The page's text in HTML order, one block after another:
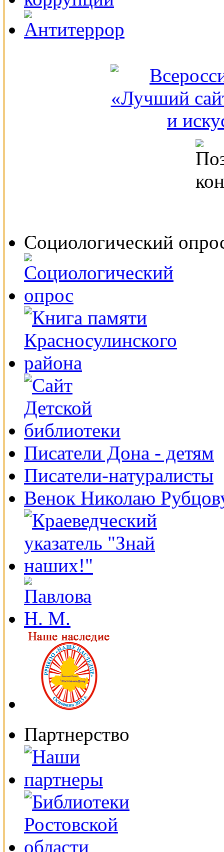
Социологический
Писатели Дона - детям
Писатели-натуралисты
Венок Николаю
Партнерство